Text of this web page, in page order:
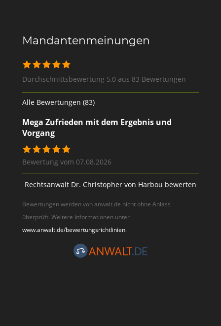
Mandantenmeinungen
Durchschnittsbewertung 5,0 aus 83 Bewertungen
Alle Bewertungen (83)
Mega Zufrieden mit dem Ergebnis und
Vorgang
Bewertung vom 07.08.2026
Rechtsanwalt Dr. Christopher von Harbou bewerten
Bewertungen werden von anwalt.de nicht ohne Anlass
überprüft. Weitere Informationen unter
www.anwalt.de/bewertungsrichtlinien.